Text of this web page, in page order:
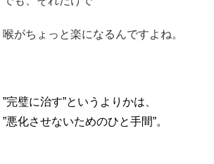
喉がちょっと楽になるんですよね。
”完璧に治す”というよりかは、
”悪化させないためのひと手間”。